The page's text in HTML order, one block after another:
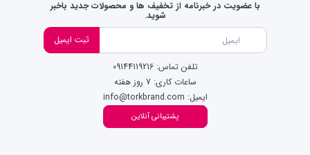
با عضویت در خبرنامه از تخفیف ها و محصولات جدید باخبر
شوید.
ثبت ایمیل
پشتیبانی آنلاین
تلفن تماس: 09144119216
ساعات کاری: 7 روز هفته
ایمیل: info@torkbrand.com